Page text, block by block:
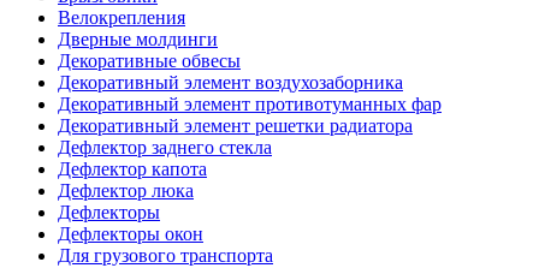
Велокрепления
Дверные молдинги
Декоративные обвесы
Декоративный элемент воздухозаборника
Декоративный элемент противотуманных фар
Декоративный элемент решетки радиатора
Дефлектор заднего стекла
Дефлектор капота
Дефлектор люка
Дефлекторы
Дефлекторы окон
Для грузового транспорта